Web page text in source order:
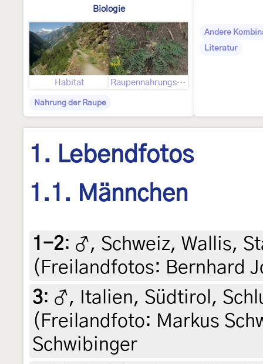
Biologie
Habitat Raupennahrungspflanzen
Nahrung der Raupe
Andere
Literatur
1. Lebendfotos
1.1. Männchen
1-2: ♂, Schweiz, Wallis,
(Freilandfotos: Bernhard
3: ♂, Italien, Südtirol,
(Freilandfoto: Markus
Schwibinger